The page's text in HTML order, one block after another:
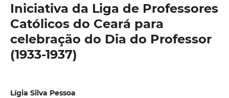
Iniciativa da Liga de Professores
Católicos do Ceará para
celebração do Dia do Professor
(1933-1937)
Lígia Silva Pessoa